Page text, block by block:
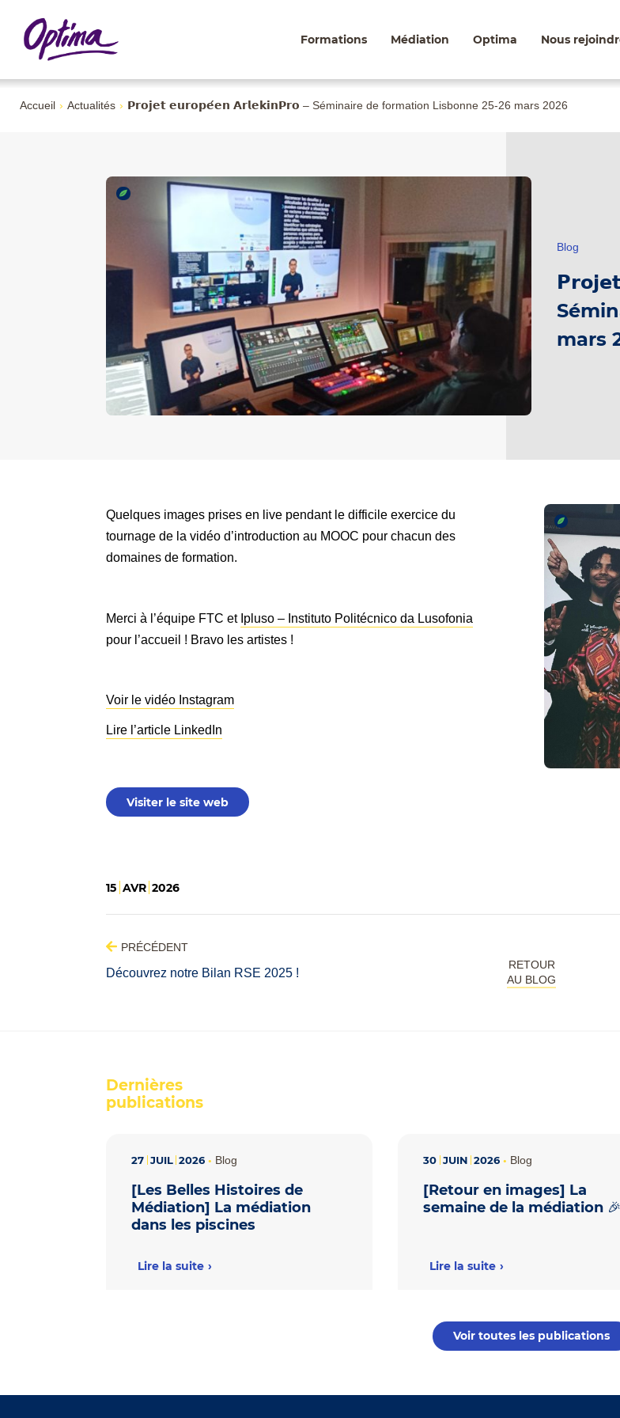
Formations Médiation Optima Nous
Accueil › Actualités › 𝗣𝗿𝗼𝗷𝗲𝘁 𝗲𝘂𝗿𝗼𝗽𝗲́𝗲𝗻 𝗔𝗿𝗹𝗲𝗸𝗶𝗻𝗣𝗿𝗼 – Séminaire de formation Lisbonne 25-26 mars 2026
Blog
mars
Quelques images prises en live pendant le difficile exercice du
tournage de la vidéo d’introduction au MOOC pour chacun des
domaines de formation.
Merci à l’équipe FTC et Ipluso – Instituto Politécnico da Lusofonia
pour l’accueil ! Bravo les artistes !
Voir le vidéo Instagram
Lire l’article LinkedIn
Visiter le site web
15 AVR 2026
PRÉCÉDENT
Découvrez notre Bilan RSE 2025 !
RETOUR
AU BLOG
Dernières
publications
27 JUIL 2026 • Blog
[Les Belles Histoires de
Médiation] La médiation
dans les piscines
Lire la suite
30 JUIN 2026 • Blog
[Retour en images] La
semaine de la médiation 🎉
Lire la suite
Voir toutes les publications